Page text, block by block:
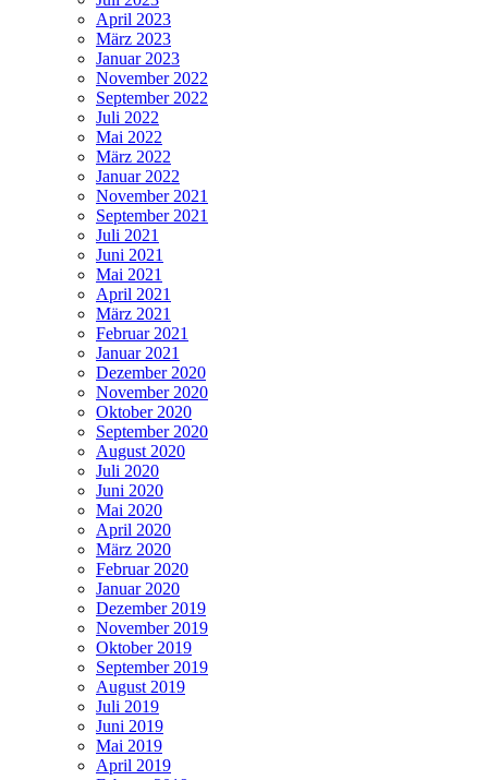
April 2023
März 2023
Januar 2023
November 2022
September 2022
Juli 2022
Mai 2022
März 2022
Januar 2022
November 2021
September 2021
Juli 2021
Juni 2021
Mai 2021
April 2021
März 2021
Februar 2021
Januar 2021
Dezember 2020
November 2020
Oktober 2020
September 2020
August 2020
Juli 2020
Juni 2020
Mai 2020
April 2020
März 2020
Februar 2020
Januar 2020
Dezember 2019
November 2019
Oktober 2019
September 2019
August 2019
Juli 2019
Juni 2019
Mai 2019
April 2019